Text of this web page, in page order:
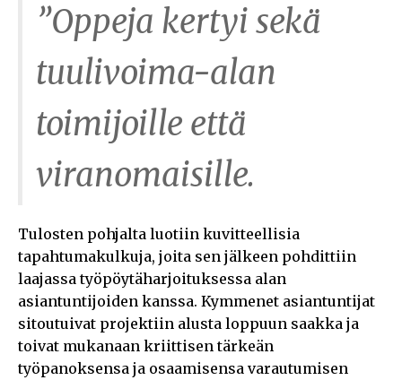
”Oppeja kertyi sekä
tuulivoima-alan
toimijoille että
viranomaisille.
Tulosten pohjalta luotiin kuvitteellisia
tapahtumakulkuja, joita sen jälkeen pohdittiin
laajassa työpöytäharjoituksessa alan
asiantuntijoiden kanssa. Kymmenet asiantuntijat
sitoutuivat projektiin alusta loppuun saakka ja
toivat mukanaan kriittisen tärkeän
työpanoksensa ja osaamisensa varautumisen